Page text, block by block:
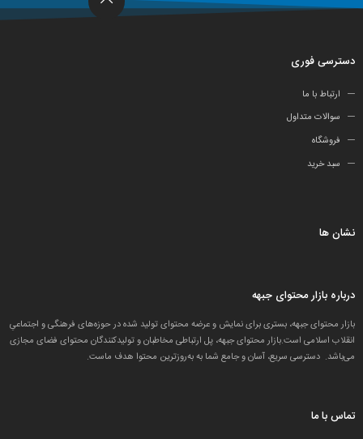
دسترسی فوری
ارتباط با ما
سوالات متداول
فروشگاه
سبد خرید
نشان ها
درباره بازار محتوای جبهه
بازار محتوای جبهه، بستری برای نمایش و عرضه محتوای تولید شده در حوزه‌های فرهنگی و اجتماعیِ
انقلاب اسلامی است.بازار محتوای جبهه، پل ارتباطی مخاطبان و تولید‌کنندگان محتوای فضای مجازی
می‌باشد. دسترسی سریع، آسان و جامع شما به به‌روزترین محتوا هدف ماست.
تماس با ما